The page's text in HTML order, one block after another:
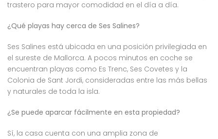
trastero para mayor comodidad en el día a día.
¿Qué playas hay cerca de Ses Salines?
Ses Salines está ubicada en una posición privilegiada en
el sureste de Mallorca. A pocos minutos en coche se
encuentran playas como Es Trenc, Ses Covetes y la
Colonia de Sant Jordi, consideradas entre las más bellas
y naturales de toda la isla.
¿Se puede aparcar fácilmente en esta propiedad?
Sí, la casa cuenta con una amplia zona de